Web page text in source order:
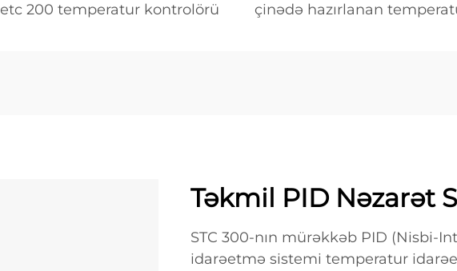
etc 200 temperatur kontrolörü çinədə hazırlanan
Təkmil PID Nəzarət
STC 300-nın mürəkkəb PID (Nisbi-
idarəetmə sistemi temperatur